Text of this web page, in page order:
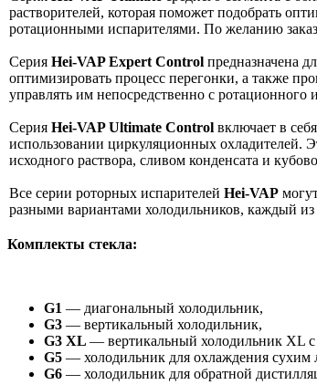
растворителей, которая поможет подобрать
ротационными испарителями. По желанию
Серия Hei-VAP Expert Control предназначена
оптимизировать процесс перегонки, а также
управлять им непосредственно с ротационного
Серия Hei-VAP Ultimate Control включает в
использовании циркуляционных охладителей.
исходного раствора, сливом конденсата и
Все серии роторных испарителей Hei-VAP
разными вариантами холодильников, каждый
Комплекты стекла:
G1 — диагональный холодильник,
G3 — вертикальный холодильник,
G3 XL — вертикальный холодильник XL
G5 — холодильник для охлаждения сухим
G6 — холодильник для обратной